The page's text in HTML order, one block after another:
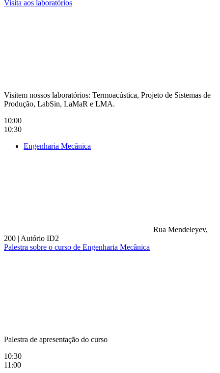
Visita aos laboratórios
Visitem nossos laboratórios: Termoacústica, Projeto de Sistemas de
Produção, LabSin, LaMaR e LMA.
10:00
10:30
Engenharia Mecânica
Rua Mendeleyev,
200 | Autório ID2
Palestra sobre o curso de Engenharia Mecânica
Palestra de apresentação do curso
10:30
11:00